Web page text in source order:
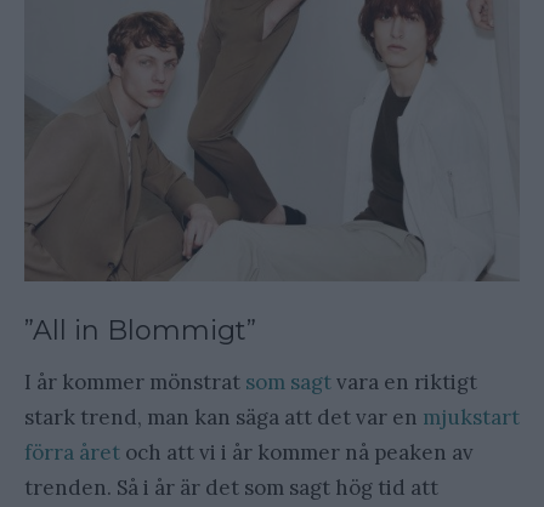
”All in Blommigt”
I år kommer mönstrat som sagtvara en riktigt
stark trend, man kan säga att det var en mjukstart
förra året och att vi i år kommer nå peaken av
trenden. Så i år är det som sagt hög tid att